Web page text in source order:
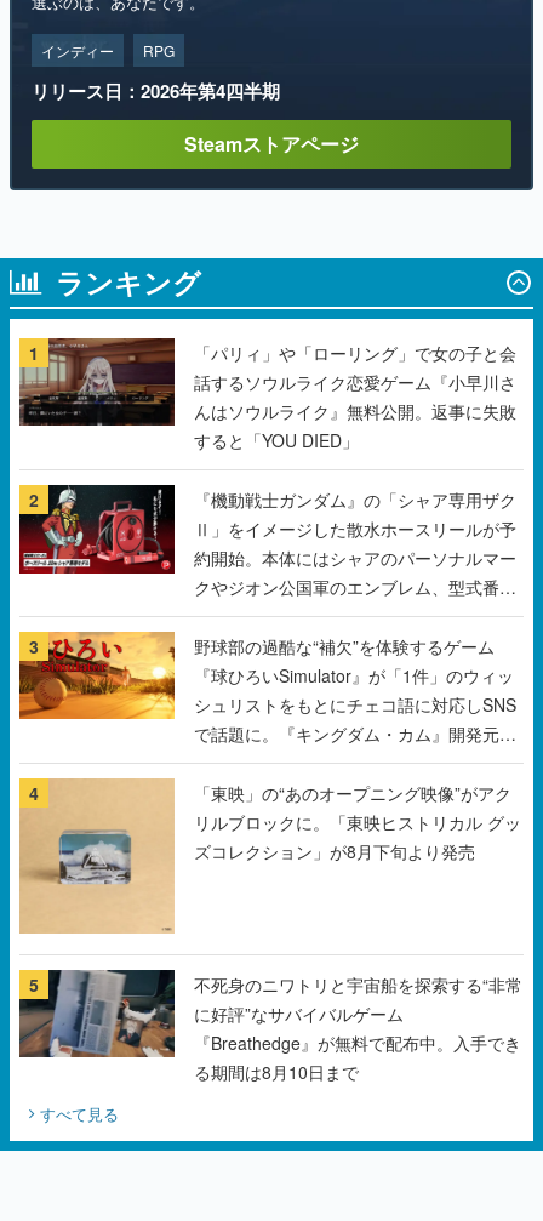
ランキング
1
「パリィ」や「ローリング」で女の子と会
話するソウルライク恋愛ゲーム『小早川さ
んはソウルライク』無料公開。返事に失敗
すると「YOU DIED」
2
『機動戦士ガンダム』の「シャア専用ザク
Ⅱ」をイメージした散水ホースリールが予
約開始。本体にはシャアのパーソナルマー
クやジオン公国軍のエンブレム、型式番号
などを配置
3
野球部の過酷な“補欠”を体験するゲーム
『球ひろいSimulator』が「1件」のウィッ
シュリストをもとにチェコ語に対応しSNS
で話題に。『キングダム・カム』開発元や
チェコのプロ野球選手から称賛の声
4
「東映」の“あのオープニング映像”がアク
リルブロックに。「東映ヒストリカル グッ
ズコレクション」が8月下旬より発売
『Breathedge』が無料で配布中。入手でき
る期間は8月10日まで
すべて見る